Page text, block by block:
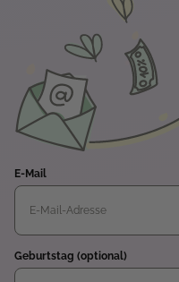
E-Mail
Geburtstag (optional)